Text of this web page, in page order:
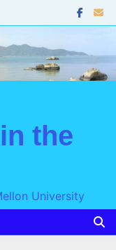
the
University